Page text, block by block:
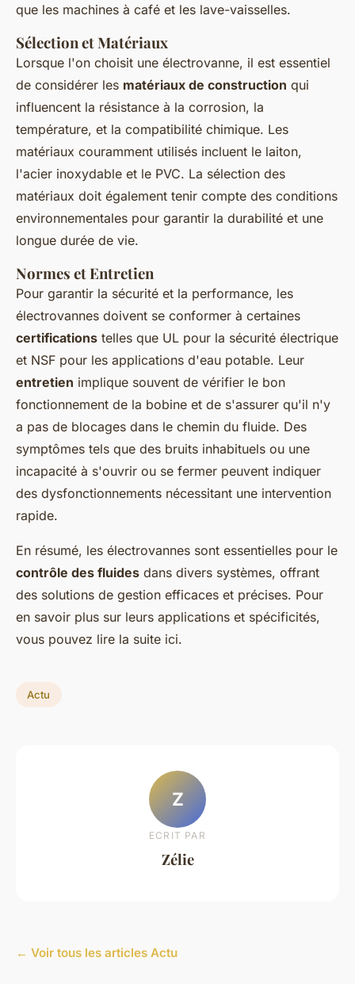
que les machines à café et les lave-vaisselles.
Sélection et Matériaux
Lorsque l'on choisit une électrovanne, il est essentiel
de considérer les matériaux de construction qui
influencent la résistance à la corrosion, la
température, et la compatibilité chimique. Les
matériaux couramment utilisés incluent le laiton,
l'acier inoxydable et le PVC. La sélection des
matériaux doit également tenir compte des conditions
environnementales pour garantir la durabilité et une
longue durée de vie.
Normes et Entretien
Pour garantir la sécurité et la performance, les
électrovannes doivent se conformer à certaines
certifications telles que UL pour la sécurité électrique
et NSF pour les applications d'eau potable. Leur
entretien implique souvent de vérifier le bon
fonctionnement de la bobine et de s'assurer qu'il n'y
a pas de blocages dans le chemin du fluide. Des
symptômes tels que des bruits inhabituels ou une
incapacité à s'ouvrir ou se fermer peuvent indiquer
des dysfonctionnements nécessitant une intervention
rapide.
En résumé, les électrovannes sont essentielles pour le
contrôle des fluides dans divers systèmes, offrant
des solutions de gestion efficaces et précises. Pour
en savoir plus sur leurs applications et spécificités,
vous pouvez lire la suite ici.
Actu
Z
ECRIT PAR
Zélie
← Voir tous les articles Actu